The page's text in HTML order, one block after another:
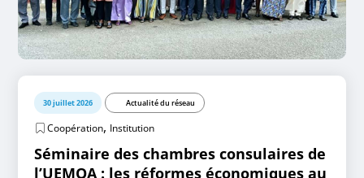
30 juillet 2026 Actualité du réseau
Coopération, Institution
Séminaire des chambres consulaires de
l’UEMOA : les réformes économiques au